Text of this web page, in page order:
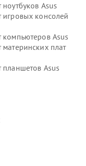
ноутбуков Asus
игровых консолей
компьютеров Asus
материнских плат
планшетов Asus